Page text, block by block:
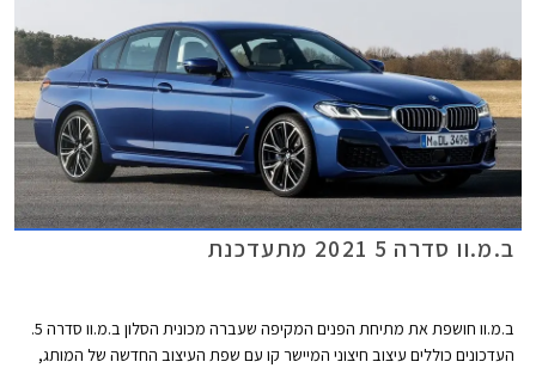
ב.מ.וו סדרה 5 2021 מתעדכנת
ב.מ.וו חושפת את מתיחת הפנים המקיפה שעברה מכונית הסלון ב.מ.וו סדרה 5.
העדכונים כוללים עיצוב חיצוני המיישר קו עם שפת העיצוב החדשה של המותג,